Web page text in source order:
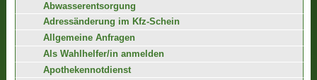
Abwasserentsorgung
Adressänderung im Kfz-Schein
Allgemeine Anfragen
Als Wahlhelfer/in anmelden
Apothekennotdienst